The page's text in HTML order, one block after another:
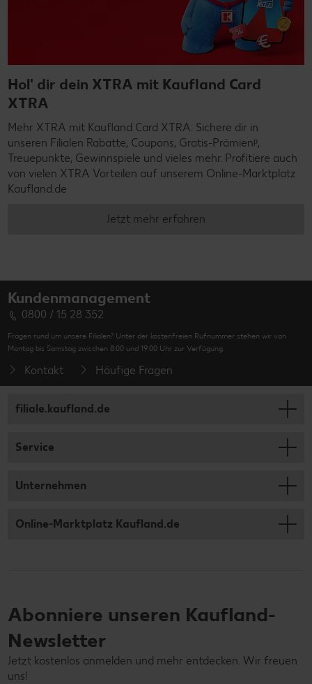
Hol' dir dein XTRA mit Kaufland Card
XTRA
Mehr XTRA mit Kaufland Card XTRA: Sichere dir in
unseren Filialen Rabatte, Coupons, Gratis-Prämienᵖ,
Treuepunkte, Gewinnspiele und vieles mehr. Profitiere auch
von vielen XTRA Vorteilen auf unserem Online-Marktplatz
Kaufland.de
Jetzt mehr erfahren
Kundenmanagement
0800 / 15 28 352
Fragen rund um unsere Filialen? Unter der kostenfreien Rufnummer stehen wir von
Montag bis Samstag zwischen 8:00 und 19:00 Uhr zur Verfügung.
Kontakt Häufige Fragen
filiale.kaufland.de
Service
Unternehmen
Online-Marktplatz Kaufland.de
Abonniere unseren Kaufland-
Newsletter
Jetzt kostenlos anmelden und mehr entdecken. Wir freuen
uns!